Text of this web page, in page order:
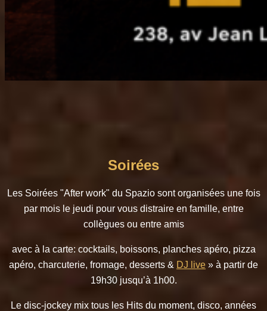
Soirées
Les Soirées "After work" du Spazio sont organisées une fois
par mois le jeudi pour vous distraire en famille, entre
collègues ou entre amis
avec à la carte: cocktails, boissons, planches apéro, pizza
apéro, charcuterie, fromage, desserts & DJ live » à partir de
19h30 jusqu’à 1h00.
Le disc-jockey mix tous les Hits du moment, disco, années